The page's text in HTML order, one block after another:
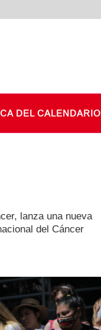
DEL CALENDARIO
lanza una nueva
del Cáncer